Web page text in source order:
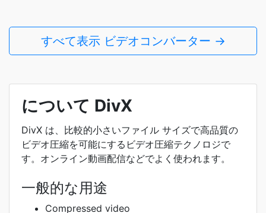
すべて表示 ビデオコンバーター →
について DivX
DivX は、比較的小さいファイル サイズで高品質の
ビデオ圧縮を可能にするビデオ圧縮テクノロジで
す。オンライン動画配信などでよく使われます。
一般的な用途
Compressed video